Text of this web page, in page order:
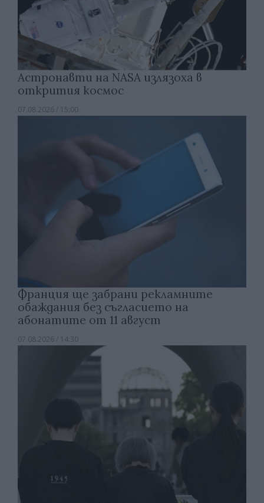
Астронавти на NASA излязоха в
открития космос
07.08.2026 / 15:00
Франция ще забрани рекламните
обаждания без съгласието на
абонатите от 11 август
07.08.2026 / 14:30